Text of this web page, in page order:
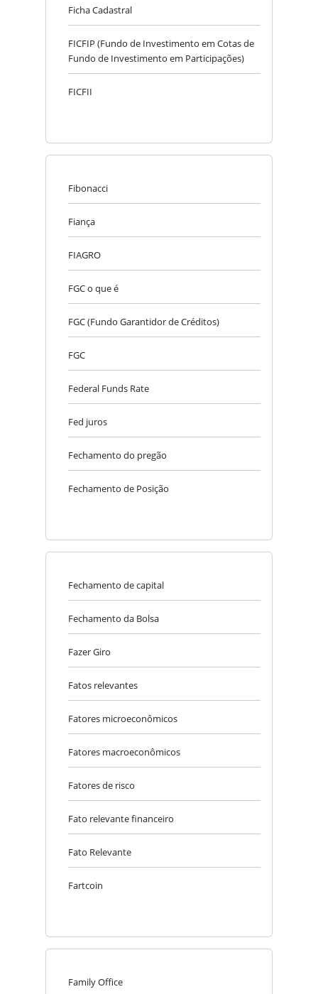
Ficha Cadastral
FICFIP (Fundo de Investimento em Cotas de
Fundo de Investimento em Participações)
FICFII
Fibonacci
Fiança
FIAGRO
FGC o que é
FGC (Fundo Garantidor de Créditos)
FGC
Federal Funds Rate
Fed juros
Fechamento do pregão
Fechamento de Posição
Fechamento de capital
Fechamento da Bolsa
Fazer Giro
Fatos relevantes
Fatores microeconômicos
Fatores macroeconômicos
Fatores de risco
Fato relevante financeiro
Fato Relevante
Fartcoin
Family Office